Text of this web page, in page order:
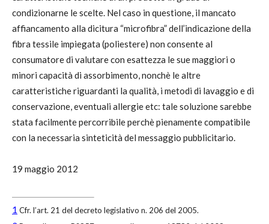
condizionarne le scelte. Nel caso in questione, il mancato
affiancamento alla dicitura “microfibra” dell’indicazione della
fibra tessile impiegata (poliestere) non consente al
consumatore di valutare con esattezza le sue maggiori o
minori capacità di assorbimento, nonchè le altre
caratteristiche riguardanti la qualità, i metodi di lavaggio e di
conservazione, eventuali allergie etc: tale soluzione sarebbe
stata facilmente percorribile perchè pienamente compatibile
con la necessaria sinteticità del messaggio pubblicitario.
19 maggio 2012
1 Cfr. l’art. 21 del decreto legislativo n. 206 del 2005.